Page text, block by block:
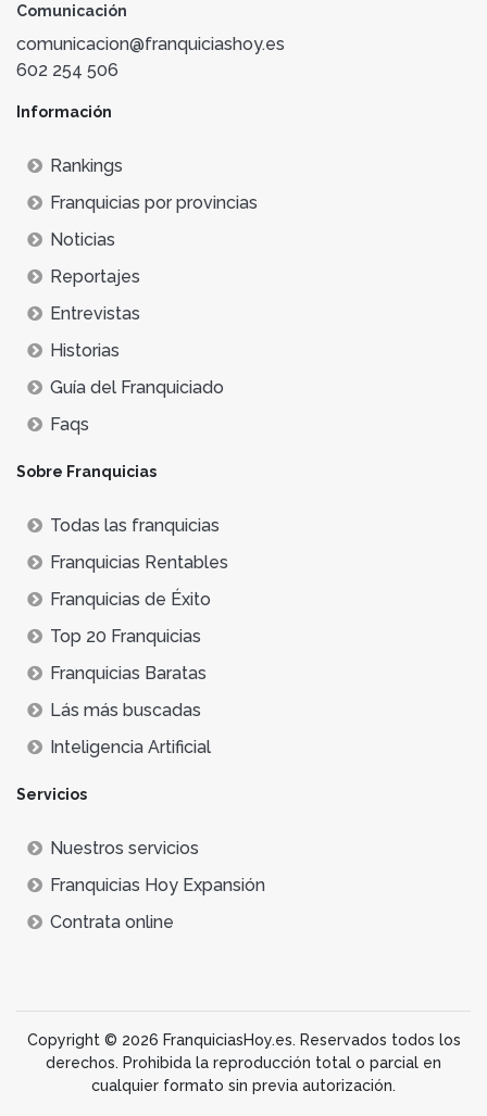
Comunicación
comunicacion@franquiciashoy.es
602 254 506
Información
Rankings
Franquicias por provincias
Noticias
Reportajes
Entrevistas
Historias
Guía del Franquiciado
Faqs
Sobre Franquicias
Todas las franquicias
Franquicias Rentables
Franquicias de Éxito
Top 20 Franquicias
Franquicias Baratas
Lás más buscadas
Inteligencia Artificial
Servicios
Nuestros servicios
Franquicias Hoy Expansión
Contrata online
Copyright © 2026 FranquiciasHoy.es. Reservados todos los
derechos. Prohibida la reproducción total o parcial en
cualquier formato sin previa autorización.